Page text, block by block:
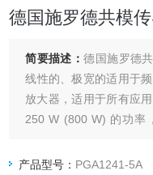
德国施罗德共模
简要描述：德国施罗德
线性的、极宽的适用于
放大器，适用于所有应
250 W (800 W) 的功率
产品型号： PGA1241-5A